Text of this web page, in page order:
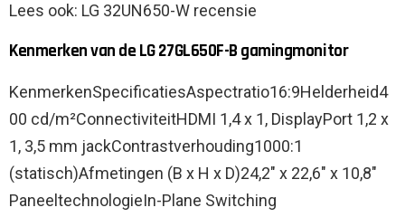
Lees ook: LG 32UN650-W recensie
Kenmerken van de LG 27GL650F-B gamingmonitor
KenmerkenSpecificatiesAspectratio16:9Helderheid4
00 cd/m²ConnectiviteitHDMI 1,4 x 1, DisplayPort 1,2 x
1, 3,5 mm jackContrastverhouding1000:1
(statisch)Afmetingen (B x H x D)24,2″ x 22,6″ x 10,8″
PaneeltechnologieIn-Plane Switching